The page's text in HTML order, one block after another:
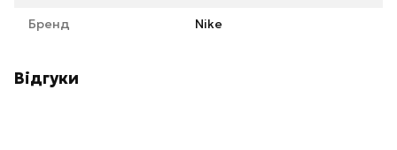
Бренд Nike
Відгуки